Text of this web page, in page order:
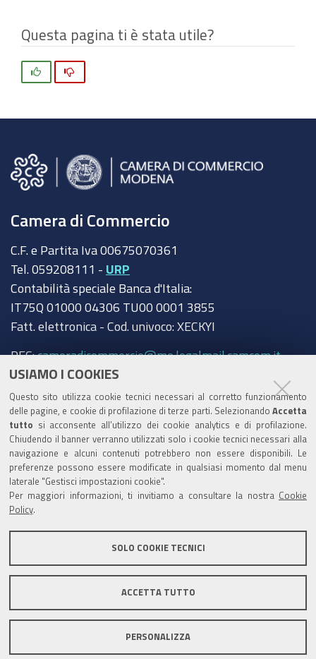
USIAMO I COOKIES
Questo sito utilizza cookie tecnici necessari al corretto funzionamento
delle pagine, e cookie di profilazione di terze parti. Selezionando Accetta
tutto si acconsente all’utilizzo dei cookie analytics e di profilazione.
Chiudendo il banner verranno utilizzati solo i cookie tecnici necessari alla
navigazione e alcuni contenuti potrebbero non essere disponibili. Le
preferenze possono essere modificate in qualsiasi momento dal menu
laterale "Gestisci impostazioni cookie".
Per maggiori informazioni, ti invitiamo a consultare la nostra Cookie
Policy
SOLO COOKIE TECNICI
ACCETTA TUTTO
PERSONALIZZA
Questa pagina ti è stata utile?
Camera di Commercio
C.F. e Partita Iva 00675070361
Tel. 059208111 - URP
Contabilità speciale Banca d'Italia:
IT75Q 01000 04306 TU00 0001 3855
Fatt. elettronica - Cod. univoco: XECKYI
PEC:cameradicommercio@mo.legalmail.camcom.it
Amministrazione trasparente
Albo Camerale
Pubblicità Legale
Area riservata Amministratori
Informativa generale
Informative privacy
Accessibilità
Note legali
Informativa estesa sui cookie
Social media policy